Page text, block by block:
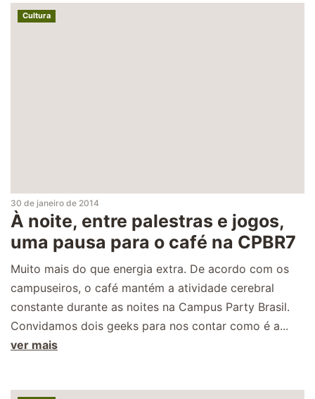
Cultura
30 de janeiro de 2014
À noite, entre palestras e jogos,
uma pausa para o café na CPBR7
Muito mais do que energia extra. De acordo com os
campuseiros, o café mantém a atividade cerebral
constante durante as noites na Campus Party Brasil.
Convidamos dois geeks para nos contar como é a...
ver mais